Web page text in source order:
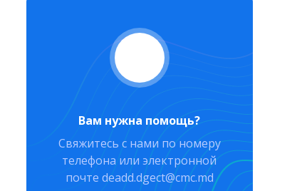
Вам нужна помощь?
Свяжитесь с нами по номеру
телефона или электронной
почте deadd.dgect@cmc.md